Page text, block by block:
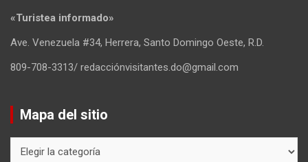
«Turistea informado»
Ave. Venezuela #34, Herrera, Santo Domingo Oeste, R.D.
809-708-3313/ redacciónvisitantes.do@gmail.com
Mapa del sitio
del